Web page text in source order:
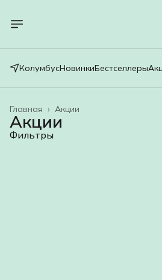
КолумбусНовинкиБестселлеры
Акции
Главная ›
Акции
Фильтры